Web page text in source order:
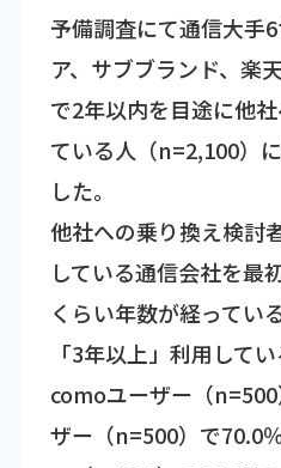
予備調査にて通信大手
ア、サブブランド、楽
で2年以内を目途に他
ている人（n=2,100）
した。
他社への乗り換え検討
している通信会社を最
くらい年数が経ってい
「3年以上」利用して
comoユーザー（
ザー（n=500）で70.0